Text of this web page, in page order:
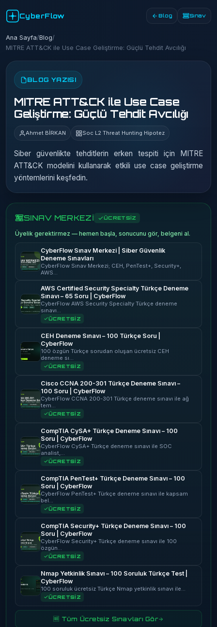
CyberFlow Blog Sınav
Ana Sayfa/Blog/
MITRE ATT&CK ile Use Case Geliştirme: Güçlü Tehdit Avcılığı
BLOG YAZISI
MITRE ATT&CK ile Use Case
Geliştirme: Güçlü Tehdit Avcılığı
Ahmet BİRKAN Soc L2 Threat Hunting Hipotez
Siber güvenlikte tehditlerin erken tespiti için MITRE
ATT&CK modelini kullanarak etkili use case geliştirme
yöntemlerini keşfedin.
SINAV MERKEZİ ÜCRETSİZ
Üyelik gerektirmez — hemen başla, sonucunu gör, belgeni al.
CyberFlow Sınav Merkezi | Siber Güvenlik
Deneme Sınavları
CyberFlow Sınav Merkezi; CEH, PenTest+, Security+,
AWS…
AWS Certified Security Specialty Türkçe Deneme
Sınavı – 65 Soru | CyberFlow
CyberFlow AWS Security Specialty Türkçe deneme
sınavı…
ÜCRETSİZ
CEH Deneme Sınavı – 100 Türkçe Soru |
CyberFlow
100 özgün Türkçe sorudan oluşan ücretsiz CEH
deneme sı…
ÜCRETSİZ
Cisco CCNA 200-301 Türkçe Deneme Sınavı –
100 Soru | CyberFlow
CyberFlow CCNA 200-301 Türkçe deneme sınavı ile ağ
tem…
ÜCRETSİZ
CompTIA CySA+ Türkçe Deneme Sınavı – 100
Soru | CyberFlow
CyberFlow CySA+ Türkçe deneme sınavı ile SOC
analist,…
ÜCRETSİZ
CompTIA PenTest+ Türkçe Deneme Sınavı – 100
Soru | CyberFlow
CyberFlow PenTest+ Türkçe deneme sınavı ile kapsam
bel…
ÜCRETSİZ
CompTIA Security+ Türkçe Deneme Sınavı – 100
Soru | CyberFlow
CyberFlow Security+ Türkçe deneme sınavı ile 100
özgün…
ÜCRETSİZ
Nmap Yetkinlik Sınavı – 100 Soruluk Türkçe Test |
CyberFlow
100 soruluk ücretsiz Türkçe Nmap yetkinlik sınavı ile…
ÜCRETSİZ
🆓 Tüm Ücretsiz Sınavları Gör